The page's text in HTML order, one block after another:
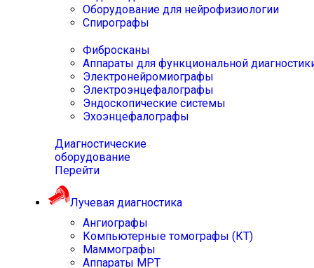
Оборудование для нейрофизиологии
Спирографы
Фибросканы
Аппараты для функциональной
Электронейромиографы
Электроэнцефалографы
Эндоскопические системы
Эхоэнцефалографы
Диагностические
оборудование
Перейти
Лучевая диагностика
Ангиографы
Компьютерные томографы (КТ)
Маммографы
Аппараты МРТ